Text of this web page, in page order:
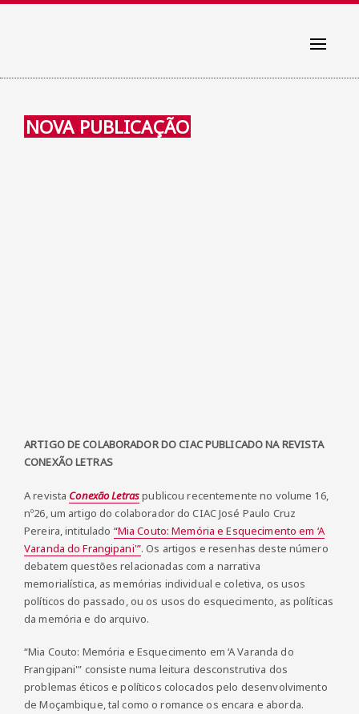
Toggle
NOVA PUBLICAÇÃO
ARTIGO DE COLABORADOR DO CIAC PUBLICADO NA REVISTA
CONEXÃO LETRAS
A revista Conexão Letraspublicou recentemente no volume 16,
nº26, um artigo do colaborador do CIAC José Paulo Cruz
Pereira, intitulado “Mia Couto: Memória e Esquecimento em ‘A
Varanda do Frangipani'”. Os artigos e resenhas deste número
debatem questões relacionadas com a narrativa
memorialística, as memórias individual e coletiva, os usos
políticos do passado, ou os usos do esquecimento, as políticas
da memória e do arquivo.
“Mia Couto: Memória e Esquecimento em ‘A Varanda do
Frangipani'” consiste numa leitura desconstrutiva dos
problemas éticos e políticos colocados pelo desenvolvimento
de Moçambique, tal como o romance os encara e aborda.